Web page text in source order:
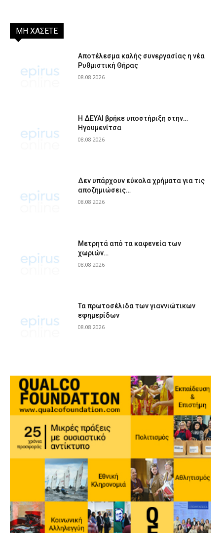
ΜΗ ΧΑΣΕΤΕ
Αποτέλεσμα καλής συνεργασίας η νέα
Ρυθμιστική Θήρας
08.08.2026
Η ΔΕΥΑΙ βρήκε υποστήριξη στην…
Ηγουμενίτσα
08.08.2026
Δεν υπάρχουν εύκολα χρήματα για τις
αποζημιώσεις…
08.08.2026
Μετρητά από τα καφενεία των
χωριών…
08.08.2026
Τα πρωτοσέλιδα των γιαννιώτικων
εφημερίδων
08.08.2026